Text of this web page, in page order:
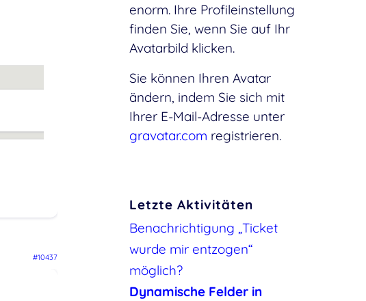
#10437
enorm. Ihre Profileinstellung
finden Sie, wenn Sie auf Ihr
Avatarbild klicken.
Sie können Ihren Avatar
ändern, indem Sie sich mit
Ihrer E-Mail-Adresse unter
gravatar.com registrieren.
Letzte Aktivitäten
Benachrichtigung „Ticket
wurde mir entzogen“
möglich?
Dynamische Felder in